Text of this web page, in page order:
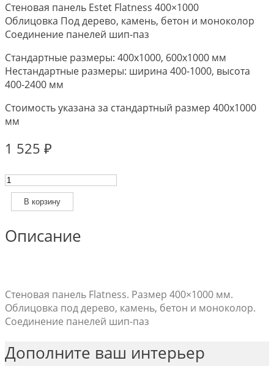
Стеновая панель Estet Flatness 400×1000
Облицовка Под дерево, камень, бетон и моноколор
Соединение панелей шип-паз
Стандартные размеры: 400х1000, 600х1000 мм
Нестандартные размеры: ширина 400-1000, высота
400-2400 мм
Стоимость указана за стандартный размер 400х1000
мм
1 525 ₽
Количество
товара
Стеновая
панель
Flatness
400x1000
В корзину
Описание
Стеновая панель Flatness. Размер 400×1000 мм.
Облицовка под дерево, камень, бетон и моноколор.
Соединение панелей шип-паз
Дополните ваш интерьер